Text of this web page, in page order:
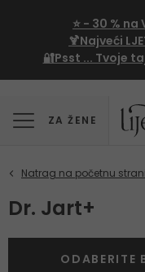
⭐ - 30 % na
🍹Najveći
🔐Psst ... Tvoje
ZA ŽENE
Dr. Jart+
ODABERITE